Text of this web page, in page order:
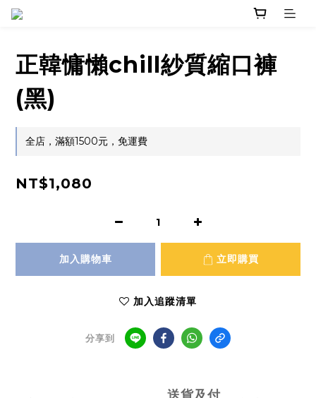
正韓慵懶chill紗質縮口褲
(黑)
全店，滿額1500元，免運費
NT$1,080
加入購物車 立即購買
加入追蹤清單
分享到